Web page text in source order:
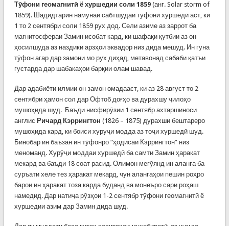
Тӯфони геомагнитӣ ё хуршедии соли 1859(анг. Solar storm of
1859‎). Шадидтарин намунаи сабтшудаи тӯфони хуршедӣ аст, ки
1 то 2 сентябри соли 1859 рух дод. Сели азиме аз заррот ба
магнитосфераи Замин исобат кард, ки шафақи қутбии аз он
ҳосилшуда аз наздики арзҳои эквадор низ дида мешуд. Ин гуна
тӯфон агар дар замони мо рух диҳад, метавонад сабаби қатъи
густарда дар шабакаҳои барқии олам шавад.
Дар адабиёти илмии он замон омадааст, ки аз 28 август то 2
сентябри ҳамон сол дар Офтоб доғҳо ва дурахшу ҷилоҳо
мушоҳида шуд. Баъди нисфирӯзии 1 сентябр ахтаршиноси
англис Ричард Кэррингтон (1826 – 1875) дурахши бештареро
мушоҳида кард, ки боиси хуруҷи модда аз тоҷи хуршедӣ шуд.
Бинобар ин баъзан ин тӯфонро “ҳодисаи Кэррингтон” низ
меноманд. Хурӯҷи моддаи хуршедӣ ба самти Замин ҳаракат
мекард ва баъди 18 соат расид. Олимон мегӯянд ин аланга ба
суръати хеле тез ҳаракат мекард, чун алангаҳои пешин роҳро
барои ин ҳаракат тоза карда буданд ва монеъро сари роҳаш
намедид. Дар натиҷа рӯзҳои 1-2 сентябр тӯфони геомагнитӣ ё
хуршедии азим дар Замин дида шуд.